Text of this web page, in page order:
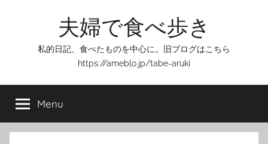
夫婦で食べ歩き
私的日記、食べたものを中心に。旧ブログはこちら
https://ameblo.jp/tabe-aruki
Menu